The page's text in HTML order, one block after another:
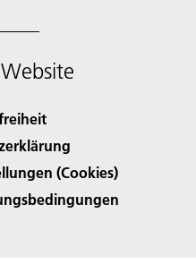
(Cookies)